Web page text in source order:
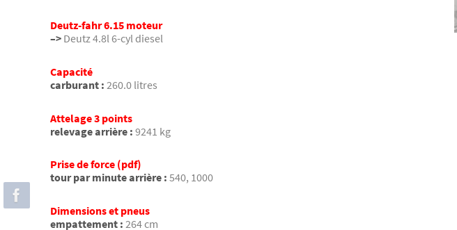
Deutz-fahr 6.15 moteur
–> Deutz 4.8l 6-cyl diesel
Capacité
carburant : 260.0 litres
Attelage 3 points
relevage arrière : 9241 kg
Prise de force (pdf)
tour par minute arrière : 540, 1000
Dimensions et pneus
empattement : 264 cm